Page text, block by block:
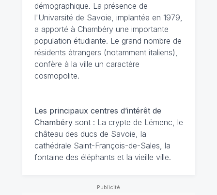
démographique. La présence de
l'Université de Savoie, implantée en 1979,
a apporté à Chambéry une importante
population étudiante. Le grand nombre de
résidents étrangers (notamment italiens),
confère à la ville un caractère
cosmopolite.
Les principaux centres d’intérêt de
Chambérysont : La crypte de Lémenc, le
château des ducs de Savoie, la
cathédrale Saint-François-de-Sales, la
fontaine des éléphants et la vieille ville.